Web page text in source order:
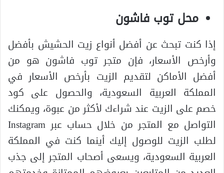
محل توب فاشون
إذا كنت تبحث عن أفضل أنواع زيت الحشيش بأفضل
وأرخص الأسعار، فإن متجر توب فاشون هو من
أفضل الأماكن لتقديم الزيت بأرخص الأسعار في
المملكة العربية السعودية، والحصول على كود
خصم على الزيت عند شراءك لأكثر من عبوة، ويمكنك
التواصل مع المتجر من خلال حساب عبر Instagram
لطلب الزيت للوصول إليك أينما كنت في المملكة
العربية السعودية، ويسعى أصحاب المتجر إلى جذب